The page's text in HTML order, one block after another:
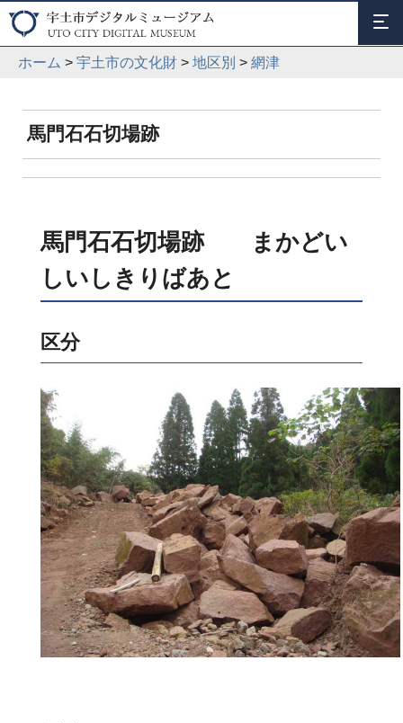
ホーム > 宇土市の文化財 > 地区別 > 網津
馬門石石切場跡
馬門石石切場跡 まかどい
しいしきりばあと
区分